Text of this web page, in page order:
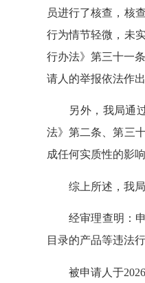
员进行了核查，核
行为情节轻微，未
行办法》第三十一
请人的举报依法作
另外，我局通过
法》第二条、第三
成任何实质性的影
综上所述，我局
经审理查明：申
目录的产品等违法
被申请人于2026